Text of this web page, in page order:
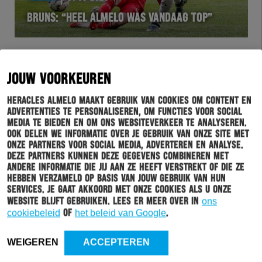
JOUW VOORKEUREN
Heracles Almelo maakt gebruik van cookies om content en
advertenties te personaliseren, om functies voor social
media te bieden en om ons websiteverkeer te analyseren.
Ook delen we informatie over je gebruik van onze site met
onze partners voor social media, adverteren en analyse.
Deze partners kunnen deze gegevens combineren met
andere informatie die jij aan ze heeft verstrekt of die ze
hebben verzameld op basis van jouw gebruik van hun
services. Je gaat akkoord met onze cookies als u onze
website blijft gebruiken. Lees er meer over in ons
cookiebeleid of het beleid van Google.
WEIGEREN ACCEPTEREN
BRUNS: “HEEL ALMELO WAS VANDAAG TOP”
HERTWE 31-03-2025
HORNKAMP: “DAN WEET JE WAARVOOR JE HET
DOET”